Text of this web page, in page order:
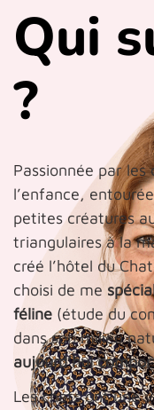
Qui
?
Passionnée par les
l’enfance,
petites créatures
triangulaires à la
créé l’hôtel du
choisi de me
féline (étude du
dans son milieu
aujourd’hui
Les chats ont une